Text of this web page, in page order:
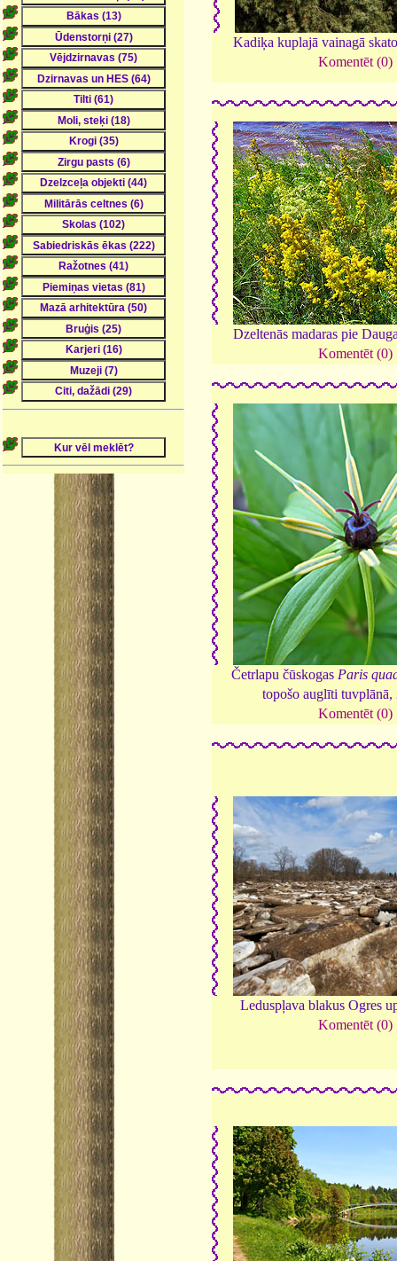
Kadiķa kuplajā vainagā
Komentēt (0)
Dzeltenās madaras pie
Komentēt (0)
Četrlapu čūskogas Paris
topošo auglīti tuvplānā,
Komentēt (0)
Leduspļava blakus Ogres
Komentēt (0)